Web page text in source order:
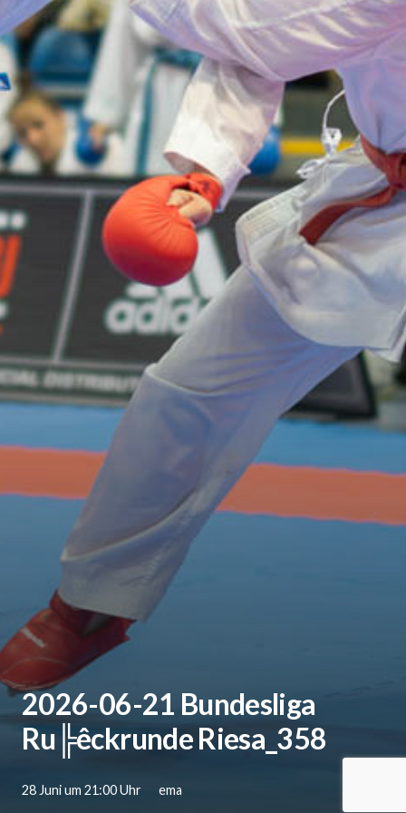
2026-06-21 Bundesliga
Ru╠êckrunde Riesa_358
28 Juni um 21:00 Uhr ema